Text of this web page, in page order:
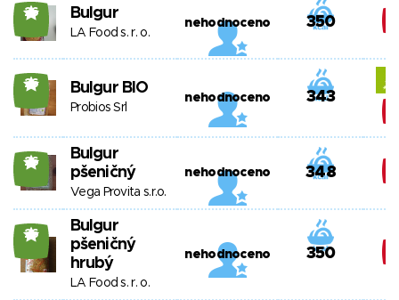
26 Bulgur
LA Food s. r. o.
nehodnoceno 350
26 Bulgur BIO
Probios Srl
nehodnoceno 343
26
Bulgur
pšeničný
Vega Provita s.r.o.
nehodnoceno 348
26
Bulgur
pšeničný
hrubý
LA Food s. r. o.
nehodnoceno 350